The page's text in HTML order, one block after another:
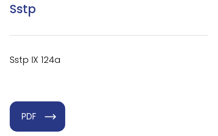
Sstp
Sstp IX 124a
PDF